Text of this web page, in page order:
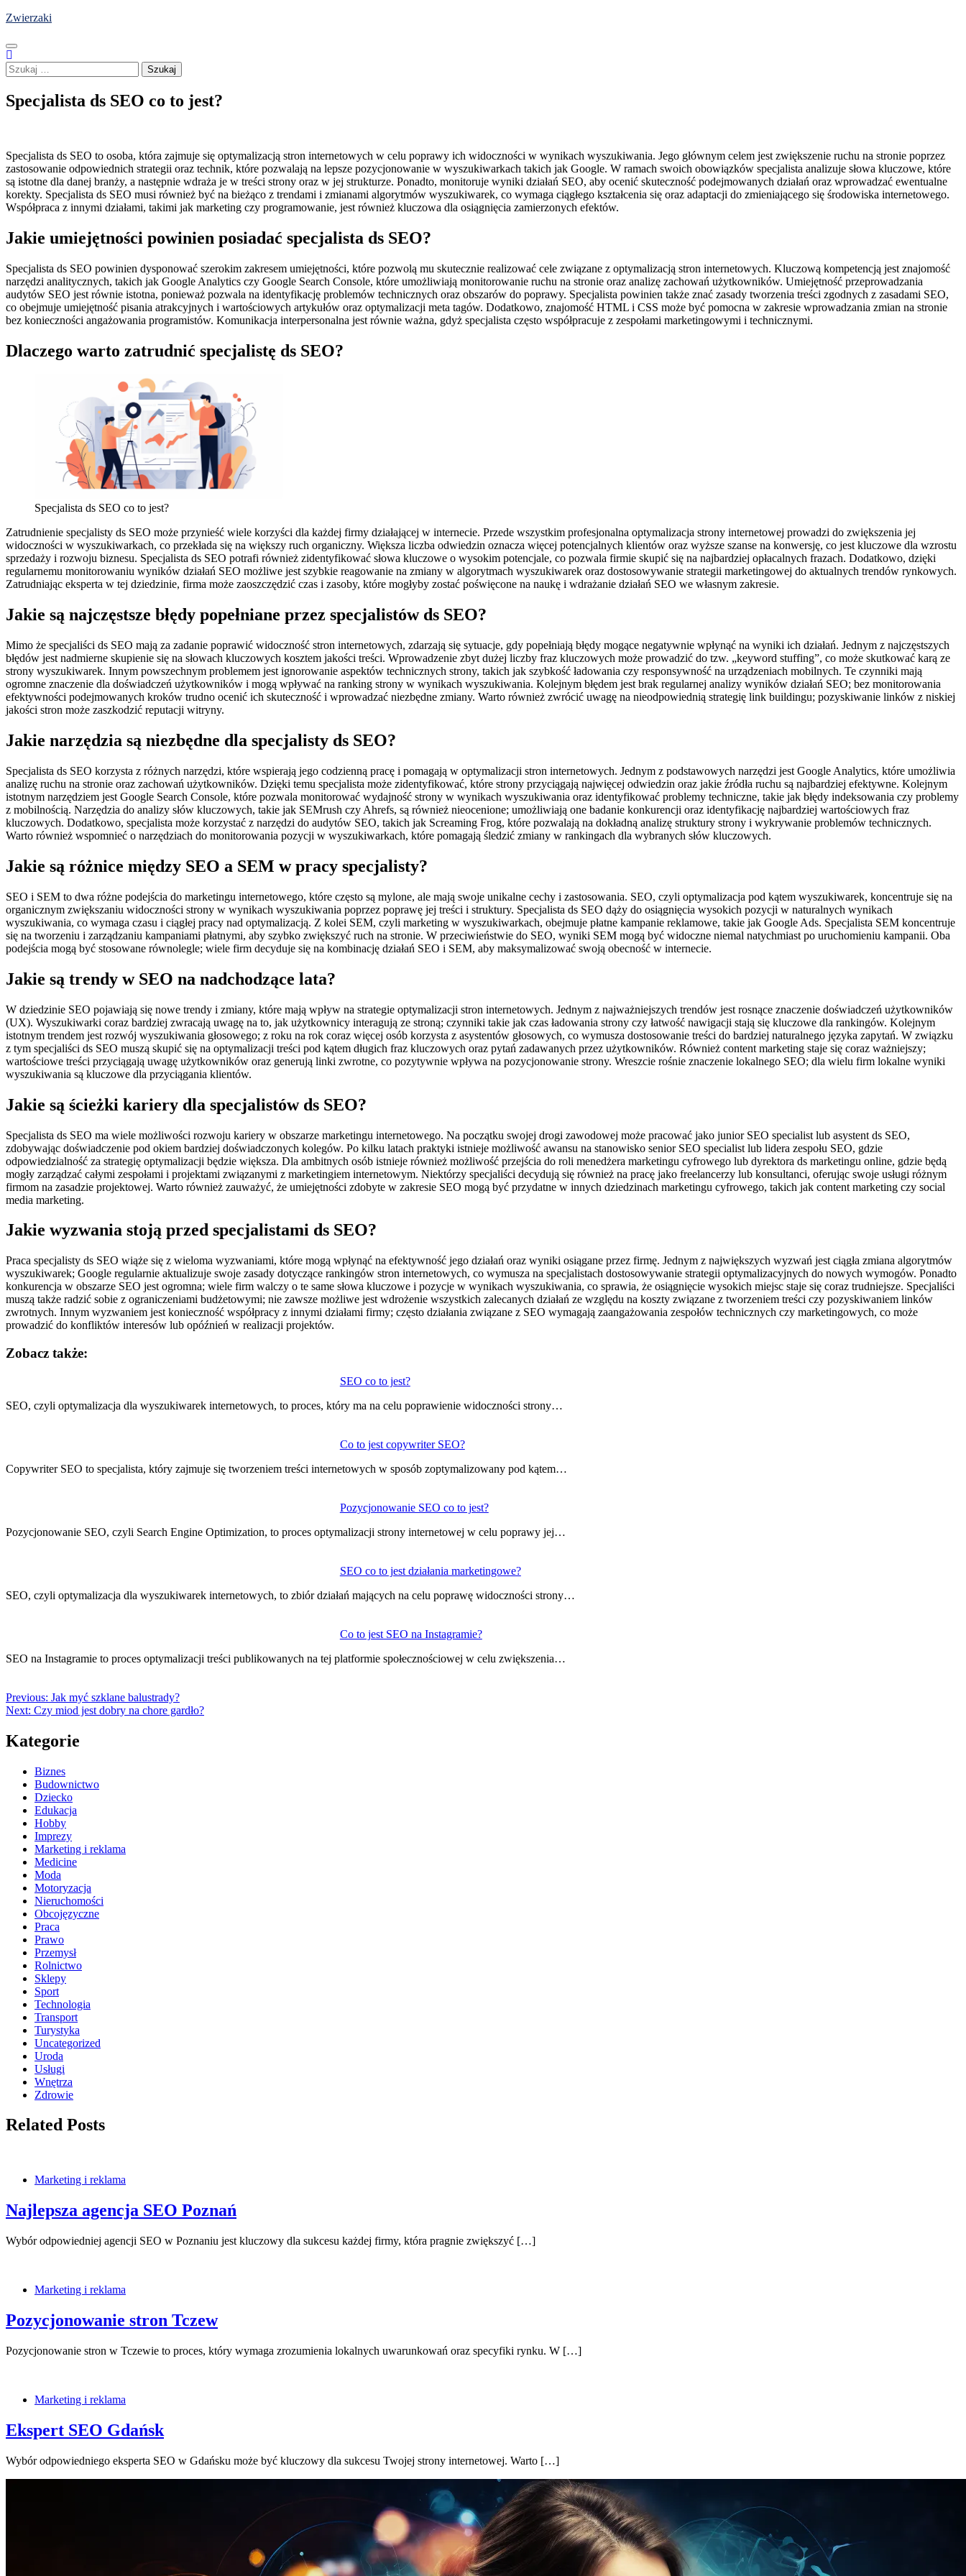
Skip
content
Zwierzaki
Szukaj:
Specjalista ds SEO co to jest?
Specjalista ds SEO to osoba, która zajmuje się optymalizacją stron internetowych w celu poprawy ich widoczności w wynikach wyszukiwania. Jego głównym celem jest zwiększenie ruchu na stronie poprzez
zastosowanie odpowiednich strategii oraz technik, które pozwalają na lepsze pozycjonowanie w wyszukiwarkach takich jak Google. W ramach swoich obowiązków specjalista analizuje słowa kluczowe, które
są istotne dla danej branży, a następnie wdraża je w treści strony oraz w jej strukturze. Ponadto, monitoruje wyniki działań SEO, aby ocenić skuteczność podejmowanych działań oraz wprowadzać ewentualne
korekty. Specjalista ds SEO musi również być na bieżąco z trendami i zmianami algorytmów wyszukiwarek, co wymaga ciągłego kształcenia się oraz adaptacji do zmieniającego się środowiska internetowego.
Współpraca z innymi działami, takimi jak marketing czy programowanie, jest również kluczowa dla osiągnięcia zamierzonych efektów.
Jakie umiejętności powinien posiadać specjalista ds SEO?
Specjalista ds SEO powinien dysponować szerokim zakresem umiejętności, które pozwolą mu skutecznie realizować cele związane z optymalizacją stron internetowych. Kluczową kompetencją jest znajomość
narzędzi analitycznych, takich jak Google Analytics czy Google Search Console, które umożliwiają monitorowanie ruchu na stronie oraz analizę zachowań użytkowników. Umiejętność przeprowadzania
audytów SEO jest równie istotna, ponieważ pozwala na identyfikację problemów technicznych oraz obszarów do poprawy. Specjalista powinien także znać zasady tworzenia treści zgodnych z zasadami SEO,
co obejmuje umiejętność pisania atrakcyjnych i wartościowych artykułów oraz optymalizacji meta tagów. Dodatkowo, znajomość HTML i CSS może być pomocna w zakresie wprowadzania zmian na stronie
bez konieczności angażowania programistów. Komunikacja interpersonalna jest równie ważna, gdyż specjalista często współpracuje z zespołami marketingowymi i technicznymi.
Dlaczego warto zatrudnić specjalistę ds SEO?
Specjalista ds SEO co to jest?
Zatrudnienie specjalisty ds SEO może przynieść wiele korzyści dla każdej firmy działającej w internecie. Przede wszystkim profesjonalna optymalizacja strony internetowej prowadzi do zwiększenia jej
widoczności w wyszukiwarkach, co przekłada się na większy ruch organiczny. Większa liczba odwiedzin oznacza więcej potencjalnych klientów oraz wyższe szanse na konwersję, co jest kluczowe dla wzrostu
sprzedaży i rozwoju biznesu. Specjalista ds SEO potrafi również zidentyfikować słowa kluczowe o wysokim potencjale, co pozwala firmie skupić się na najbardziej opłacalnych frazach. Dodatkowo, dzięki
regularnemu monitorowaniu wyników działań SEO możliwe jest szybkie reagowanie na zmiany w algorytmach wyszukiwarek oraz dostosowywanie strategii marketingowej do aktualnych trendów rynkowych.
Zatrudniając eksperta w tej dziedzinie, firma może zaoszczędzić czas i zasoby, które mogłyby zostać poświęcone na naukę i wdrażanie działań SEO we własnym zakresie.
Jakie są najczęstsze błędy popełniane przez specjalistów ds SEO?
Mimo że specjaliści ds SEO mają za zadanie poprawić widoczność stron internetowych, zdarzają się sytuacje, gdy popełniają błędy mogące negatywnie wpłynąć na wyniki ich działań. Jednym z najczęstszych
błędów jest nadmierne skupienie się na słowach kluczowych kosztem jakości treści. Wprowadzenie zbyt dużej liczby fraz kluczowych może prowadzić do tzw. „keyword stuffing”, co może skutkować karą ze
strony wyszukiwarek. Innym powszechnym problemem jest ignorowanie aspektów technicznych strony, takich jak szybkość ładowania czy responsywność na urządzeniach mobilnych. Te czynniki mają
ogromne znaczenie dla doświadczeń użytkowników i mogą wpływać na ranking strony w wynikach wyszukiwania. Kolejnym błędem jest brak regularnej analizy wyników działań SEO; bez monitorowania
efektywności podejmowanych kroków trudno ocenić ich skuteczność i wprowadzać niezbędne zmiany. Warto również zwrócić uwagę na nieodpowiednią strategię link buildingu; pozyskiwanie linków z niskiej
jakości stron może zaszkodzić reputacji witryny.
Jakie narzędzia są niezbędne dla specjalisty ds SEO?
Specjalista ds SEO korzysta z różnych narzędzi, które wspierają jego codzienną pracę i pomagają w optymalizacji stron internetowych. Jednym z podstawowych narzędzi jest Google Analytics, które umożliwia
analizę ruchu na stronie oraz zachowań użytkowników. Dzięki temu specjalista może zidentyfikować, które strony przyciągają najwięcej odwiedzin oraz jakie źródła ruchu są najbardziej efektywne. Kolejnym
istotnym narzędziem jest Google Search Console, które pozwala monitorować wydajność strony w wynikach wyszukiwania oraz identyfikować problemy techniczne, takie jak błędy indeksowania czy problemy
z mobilnością. Narzędzia do analizy słów kluczowych, takie jak SEMrush czy Ahrefs, są również nieocenione; umożliwiają one badanie konkurencji oraz identyfikację najbardziej wartościowych fraz
kluczowych. Dodatkowo, specjalista może korzystać z narzędzi do audytów SEO, takich jak Screaming Frog, które pozwalają na dokładną analizę struktury strony i wykrywanie problemów technicznych.
Warto również wspomnieć o narzędziach do monitorowania pozycji w wyszukiwarkach, które pomagają śledzić zmiany w rankingach dla wybranych słów kluczowych.
Jakie są różnice między SEO a SEM w pracy specjalisty?
SEO i SEM to dwa różne podejścia do marketingu internetowego, które często są mylone, ale mają swoje unikalne cechy i zastosowania. SEO, czyli optymalizacja pod kątem wyszukiwarek, koncentruje się na
organicznym zwiększaniu widoczności strony w wynikach wyszukiwania poprzez poprawę jej treści i struktury. Specjalista ds SEO dąży do osiągnięcia wysokich pozycji w naturalnych wynikach
wyszukiwania, co wymaga czasu i ciągłej pracy nad optymalizacją. Z kolei SEM, czyli marketing w wyszukiwarkach, obejmuje płatne kampanie reklamowe, takie jak Google Ads. Specjalista SEM koncentruje
się na tworzeniu i zarządzaniu kampaniami płatnymi, aby szybko zwiększyć ruch na stronie. W przeciwieństwie do SEO, wyniki SEM mogą być widoczne niemal natychmiast po uruchomieniu kampanii. Oba
podejścia mogą być stosowane równolegle; wiele firm decyduje się na kombinację działań SEO i SEM, aby maksymalizować swoją obecność w internecie.
Jakie są trendy w SEO na nadchodzące lata?
W dziedzinie SEO pojawiają się nowe trendy i zmiany, które mają wpływ na strategie optymalizacji stron internetowych. Jednym z najważniejszych trendów jest rosnące znaczenie doświadczeń użytkowników
(UX). Wyszukiwarki coraz bardziej zwracają uwagę na to, jak użytkownicy interagują ze stroną; czynniki takie jak czas ładowania strony czy łatwość nawigacji stają się kluczowe dla rankingów. Kolejnym
istotnym trendem jest rozwój wyszukiwania głosowego; z roku na rok coraz więcej osób korzysta z asystentów głosowych, co wymusza dostosowanie treści do bardziej naturalnego języka zapytań. W związku
z tym specjaliści ds SEO muszą skupić się na optymalizacji treści pod kątem długich fraz kluczowych oraz pytań zadawanych przez użytkowników. Również content marketing staje się coraz ważniejszy;
wartościowe treści przyciągają uwagę użytkowników oraz generują linki zwrotne, co pozytywnie wpływa na pozycjonowanie strony. Wreszcie rośnie znaczenie lokalnego SEO; dla wielu firm lokalne wyniki
wyszukiwania są kluczowe dla przyciągania klientów.
Jakie są ścieżki kariery dla specjalistów ds SEO?
Specjalista ds SEO ma wiele możliwości rozwoju kariery w obszarze marketingu internetowego. Na początku swojej drogi zawodowej może pracować jako junior SEO specialist lub asystent ds SEO,
zdobywając doświadczenie pod okiem bardziej doświadczonych kolegów. Po kilku latach praktyki istnieje możliwość awansu na stanowisko senior SEO specialist lub lidera zespołu SEO, gdzie
odpowiedzialność za strategię optymalizacji będzie większa. Dla ambitnych osób istnieje również możliwość przejścia do roli menedżera marketingu cyfrowego lub dyrektora ds marketingu online, gdzie będą
mogły zarządzać całymi zespołami i projektami związanymi z marketingiem internetowym. Niektórzy specjaliści decydują się również na pracę jako freelancerzy lub konsultanci, oferując swoje usługi różnym
firmom na zasadzie projektowej. Warto również zauważyć, że umiejętności zdobyte w zakresie SEO mogą być przydatne w innych dziedzinach marketingu cyfrowego, takich jak content marketing czy social
media marketing.
Jakie wyzwania stoją przed specjalistami ds SEO?
Praca specjalisty ds SEO wiąże się z wieloma wyzwaniami, które mogą wpłynąć na efektywność jego działań oraz wyniki osiągane przez firmę. Jednym z największych wyzwań jest ciągła zmiana algorytmów
wyszukiwarek; Google regularnie aktualizuje swoje zasady dotyczące rankingów stron internetowych, co wymusza na specjalistach dostosowywanie strategii optymalizacyjnych do nowych wymogów. Ponadto
konkurencja w obszarze SEO jest ogromna; wiele firm walczy o te same słowa kluczowe i pozycje w wynikach wyszukiwania, co sprawia, że osiągnięcie wysokich miejsc staje się coraz trudniejsze. Specjaliści
muszą także radzić sobie z ograniczeniami budżetowymi; nie zawsze możliwe jest wdrożenie wszystkich zalecanych działań ze względu na koszty związane z tworzeniem treści czy pozyskiwaniem linków
zwrotnych. Innym wyzwaniem jest konieczność współpracy z innymi działami firmy; często działania związane z SEO wymagają zaangażowania zespołów technicznych czy marketingowych, co może
prowadzić do konfliktów interesów lub opóźnień w realizacji projektów.
Zobacz także:
SEO co to jest?
SEO, czyli optymalizacja dla wyszukiwarek internetowych, to proces, który ma na celu poprawienie widoczności strony…
Co to jest copywriter SEO?
Copywriter SEO to specjalista, który zajmuje się tworzeniem treści internetowych w sposób zoptymalizowany pod kątem…
Pozycjonowanie SEO co to jest?
Pozycjonowanie SEO, czyli Search Engine Optimization, to proces optymalizacji strony internetowej w celu poprawy jej…
SEO co to jest działania marketingowe?
SEO, czyli optymalizacja dla wyszukiwarek internetowych, to zbiór działań mających na celu poprawę widoczności strony…
Co to jest SEO na Instagramie?
SEO na Instagramie to proces optymalizacji treści publikowanych na tej platformie społecznościowej w celu zwiększenia…
wpisu
Previous: Jak myć szklane balustrady?
Next: Czy miod jest dobry na chore gardło?
Kategorie
Biznes
Budownictwo
Dziecko
Edukacja
Hobby
Imprezy
Marketing i reklama
Medicine
Moda
Motoryzacja
Nieruchomości
Obcojęzyczne
Praca
Prawo
Przemysł
Rolnictwo
Sklepy
Sport
Technologia
Transport
Turystyka
Uncategorized
Uroda
Usługi
Wnętrza
Zdrowie
Related Posts
Marketing i reklama
Najlepsza agencja SEO Poznań
Wybór odpowiedniej agencji SEO w Poznaniu jest kluczowy dla sukcesu każdej firmy, która pragnie zwiększyć […]
Marketing i reklama
Pozycjonowanie stron Tczew
Pozycjonowanie stron w Tczewie to proces, który wymaga zrozumienia lokalnych uwarunkowań oraz specyfiki rynku. W […]
Marketing i reklama
Ekspert SEO Gdańsk
Wybór odpowiedniego eksperta SEO w Gdańsku może być kluczowy dla sukcesu Twojej strony internetowej. Warto […]